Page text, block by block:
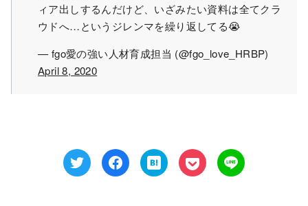
ィア出しするんだけど、いざみたい資料は全てクラ
ウドへ…というジレンマを繰り返してる😭
— fgo愛の強い人材育成担当 (@fgo_love_HRBP)
April 8, 2020